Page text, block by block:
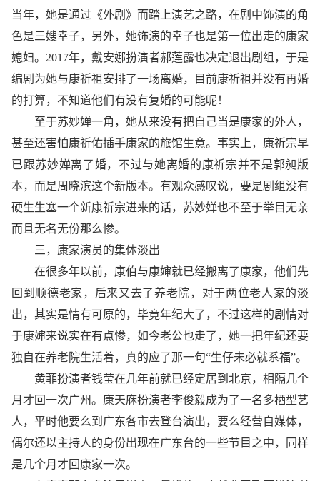
当年，她是通过《外剧》而踏上演艺之路，在剧中饰演的角
色是三嫂幸子，另外，她饰演的幸子也是第一位出走的康家
媳妇。2017年，戴安娜扮演者郝莲露也决定退出剧组，于是
编剧为她与康祈祖安排了一场离婚，目前康祈祖并没有再婚
的打算，不知道他们有没有复婚的可能呢！
至于苏妙婵一角，她从来没有把自己当是康家的外人，
甚至还害怕康祈佑插手康家的旅馆生意。事实上，康祈宗早
已跟苏妙婵离了婚，不过与她离婚的康祈宗并不是郭昶版
本，而是周晓滨这个新版本。有观众感叹说，要是剧组没有
硬生生塞一个新康祈宗进来的话，苏妙婵也不至于举目无亲
而且无名无份那么惨。
三，康家演员的集体淡出
在很多年以前，康伯与康婶就已经搬离了康家，他们先
回到顺德老家，后来又去了养老院，对于两位老人家的淡
出，其实是情有可原的，毕竟年纪大了，不过这样的剧情对
于康婶来说实在有点惨，如今老公也走了，她一把年纪还要
独自在养老院生活着，真的应了那一句“生仔未必就系福”。
黄菲扮演者钱莹在几年前就已经定居到北京，相隔几个
月才回一次广州。康天庥扮演者李俊毅成为了一名多栖型艺
人，平时他要么到广东各市去登台演出，要么经营自媒体，
偶尔还以主持人的身份出现在广东台的一些节目之中，同样
是几个月才回康家一次。